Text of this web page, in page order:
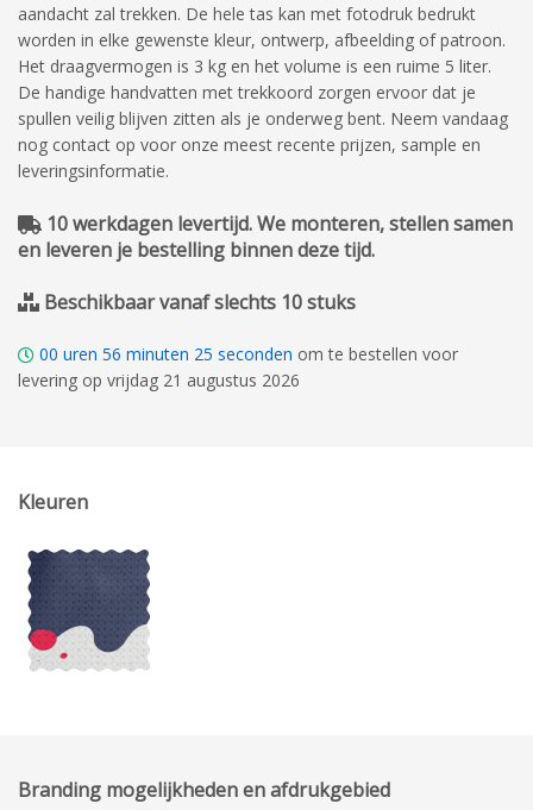
aandacht zal trekken. De hele tas kan met fotodruk bedrukt
worden in elke gewenste kleur, ontwerp, afbeelding of patroon.
Het draagvermogen is 3 kg en het volume is een ruime 5 liter.
De handige handvatten met trekkoord zorgen ervoor dat je
spullen veilig blijven zitten als je onderweg bent. Neem vandaag
nog contact op voor onze meest recente prijzen, sample en
leveringsinformatie.
10 werkdagen levertijd. We monteren, stellen samen
en leveren je bestelling binnen deze tijd.
Beschikbaar vanaf slechts 10 stuks
00 uren 56 minuten 24 seconden om te bestellen voor
levering op vrijdag 21 augustus 2026
Kleuren
Branding mogelijkheden en afdrukgebied